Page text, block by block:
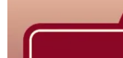
Gminne Dożynki w Zdowie